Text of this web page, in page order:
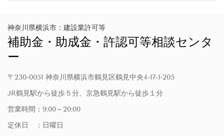
神奈川県横浜市：建設業許可等
補助金・助成金・許認可等相談センタ
ー
〒230-0051 神奈川県横浜市鶴見区鶴見中央4-17-1-205
JR鶴見駅から徒歩５分、京急鶴見駅から徒歩１分
営業時間：9:00～20:00
定休日 ：日曜日